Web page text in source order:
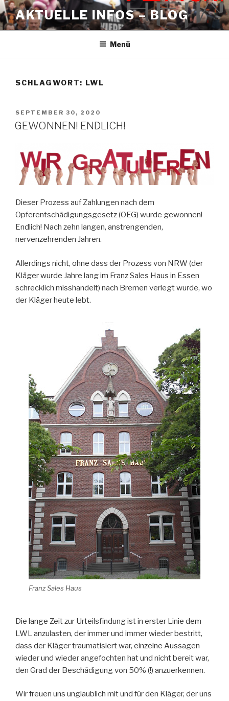
Zum
Inhalt
springen
AKTUELLE INFOS – BLOG
Menü
SCHLAGWORT: LWL
VERÖFFENTLICHT
AM
SEPTEMBER 30, 2020
GEWONNEN! ENDLICH!
Dieser Prozess auf Zahlungen nach dem
Opferentschädigungsgesetz (OEG) wurde gewonnen!
Endlich! Nach zehn langen, anstrengenden,
nervenzehrenden Jahren.
Allerdings nicht, ohne dass der Prozess von NRW (der
Kläger wurde Jahre lang im Franz Sales Haus in Essen
schrecklich misshandelt) nach Bremen verlegt wurde, wo
der Kläger heute lebt.
Franz Sales Haus
Die lange Zeit zur Urteilsfindung ist in erster Linie dem
LWL anzulasten, der immer und immer wieder bestritt,
dass der Kläger traumatisiert war, einzelne Aussagen
wieder und wieder angefochten hat und nicht bereit war,
den Grad der Beschädigung von 50% (!) anzuerkennen.
Wir freuen uns unglaublich mit und für den Kläger, der uns